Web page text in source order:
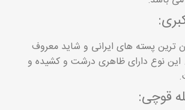
ترین پسته های ایرانی و شاید معروف
این نوع دارای ظاهری درشت و کشیده و
قوچی: